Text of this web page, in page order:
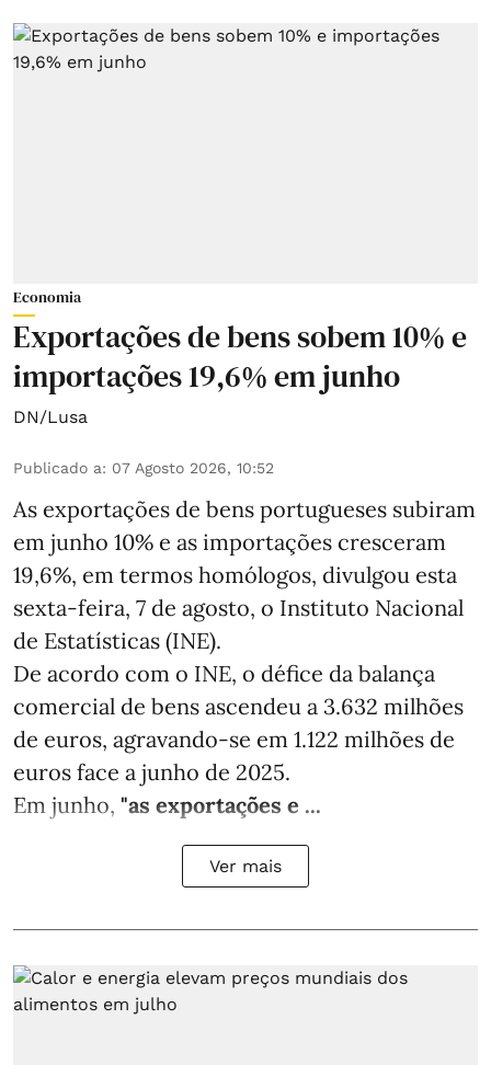
Economia
Exportações de bens sobem 10% e
importações 19,6% em junho
DN/Lusa
Publicado a: 07 Agosto 2026, 10:52
As exportações de bens portugueses subiram
em junho 10% e as importações cresceram
19,6%, em termos homólogos, divulgou esta
sexta-feira, 7 de agosto, o Instituto Nacional
de Estatísticas (INE).
De acordo com o INE, o défice da balança
comercial de bens ascendeu a 3.632 milhões
de euros, agravando-se em 1.122 milhões de
euros face a junho de 2025.
Em junho, "as exportações e ...
Ver mais